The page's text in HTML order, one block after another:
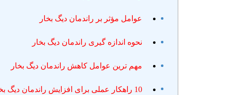
عوامل مؤثر بر راندمان دیگ بخار
نحوه اندازه گیری راندمان دیگ بخار
مهم ترین عوامل کاهش راندمان دیگ بخار
10 راهکار عملی برای افزایش راندمان دیگ بخار